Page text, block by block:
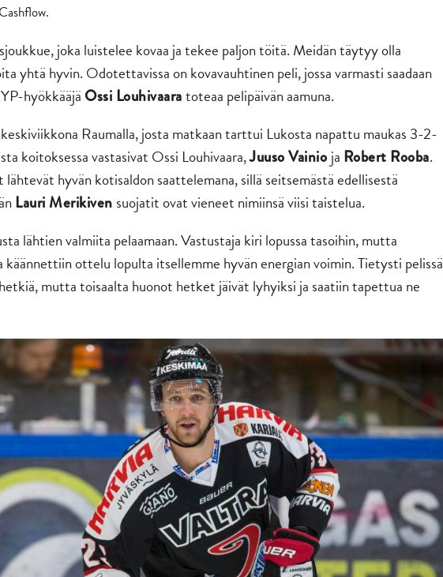
joka luistelee kovaa ja tekee paljon töitä. Meidän täytyy olla
yhtä hyvin. Odotettavissa on kovavauhtinen peli, jossa varmasti saadaan
hyökkääjäOssi Louhivaaratoteaa pelipäivän aamuna.
Raumalla, josta matkaan tarttui Lukosta napattu maukas 3-2-
koitoksessa vastasivat Ossi Louhivaara,Juuso Vainio ja Robert Rooba.
lähtevät hyvän kotisaldon saattelemana, sillä seitsemästä edellisestä
Lauri Merikiven suojatit ovat vieneet nimiinsä viisi taistelua.
lähtien valmiita pelaamaan. Vastustaja kiri lopussa tasoihin, mutta
käännettiin ottelu lopulta itsellemme hyvän energian voimin. Tietysti pelissä
mutta toisaalta huonot hetket jäivät lyhyiksi ja saatiin tapettua ne